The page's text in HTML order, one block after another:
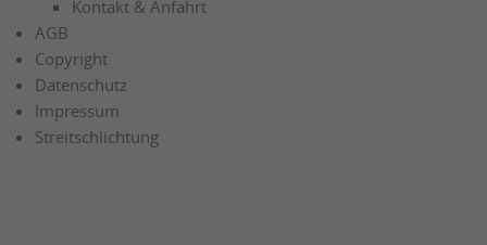
Kontakt & Anfahrt
AGB
Copyright
Datenschutz
Impressum
Streitschlichtung